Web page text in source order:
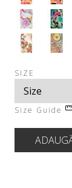
SIZE
Size Guide